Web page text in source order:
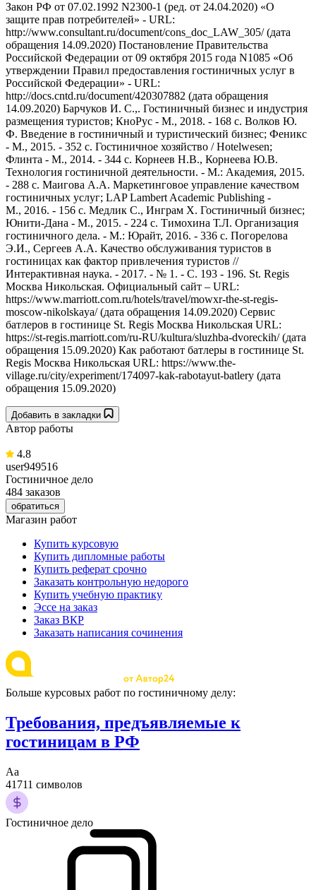
Закон РФ от 07.02.1992 N2300-1 (ред. от 24.04.2020) «О
защите прав потребителей» - URL:
http://www.consultant.ru/document/cons_doc_LAW_305/ (дата
обращения 14.09.2020) Постановление Правительства
Российской Федерации от 09 октября 2015 года N1085 «Об
утверждении Правил предоставления гостиничных услуг в
Российской Федерации» - URL:
http://docs.cntd.ru/document/420307882 (дата обращения
14.09.2020) Барчуков И. С.,. Гостиничный бизнес и индустрия
размещения туристов; КноРус - М., 2018. - 168 c. Волков Ю.
Ф. Введение в гостиничный и туристический бизнес; Феникс
- М., 2015. - 352 c. Гостиничное хозяйство / Hotelwesen;
Флинта - М., 2014. - 344 c. Корнеев Н.В., Корнеева Ю.В.
Технология гостиничной деятельности. - М.: Академия, 2015.
- 288 с. Маигова А.А. Маркетинговое управление качеством
гостиничных услуг; LAP Lambert Academic Publishing -
М., 2016. - 156 c. Медлик С., Инграм Х. Гостиничный бизнес;
Юнити-Дана - М., 2015. - 224 c. Тимохина Т.Л. Организация
гостиничного дела. - М.: Юрайт, 2016. - 336 с. Погорелова
Э.И., Сергеев А.А. Качество обслуживания туристов в
гостиницах как фактор привлечения туристов //
Интерактивная наука. - 2017. - № 1. - С. 193 - 196. St. Regis
Москва Никольская. Официальный сайт – URL:
https://www.marriott.com.ru/hotels/travel/mowxr-the-st-regis-
moscow-nikolskaya/ (дата обращения 14.09.2020) Сервис
батлеров в гостинице St. Regis Москва Никольская URL:
https://st-regis.marriott.com/ru-RU/kultura/sluzhba-dvoreckih/ (дата
обращения 15.09.2020) Как работают батлеры в гостинице St.
Regis Москва Никольская URL: https://www.the-
village.ru/city/experiment/174097-kak-rabotayut-batlery (дата
обращения 15.09.2020)
Добавить в закладки
Автор работы
4.8
user949516
Гостиничное дело
484 заказов
обратиться
Магазин работ
Купить курсовую
Купить дипломные работы
Купить реферат срочно
Заказать контрольную недорого
Купить учебную практику
Эссе на заказ
Заказ ВКР
Заказать написания сочинения
Больше курсовых работ по гостиничному делу:
Требования, предъявляемые к
гостиницам в РФ
Аа
41711 символов
Гостиничное дело